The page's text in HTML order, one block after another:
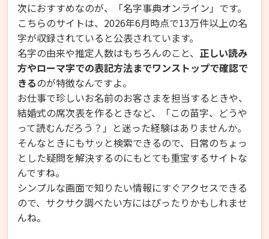
次におすすめなのが、「名字事典オンライン」です。
こちらのサイトは、2026年6月時点で13万件以上の名
字が収録されていると公表されています。
名字の由来や推定人数はもちろんのこと、 正しい読み
方やローマ字での表記方法までワンストップで確認で
きるのが特徴なんですよ。
お仕事で珍しいお名前のお客さまを担当するときや、
結婚式の席次表を作るときなど、「この苗字、どうや
って読むんだろう？」と迷った経験はありませんか。
そんなときにもサッと検索できるので、日常のちょっ
とした疑問を解決するのにもとても重宝するサイトな
んですね。
シンプルな画面で知りたい情報にすぐアクセスできる
ので、サクサク調べたい方にはぴったりかもしれませ
んね。